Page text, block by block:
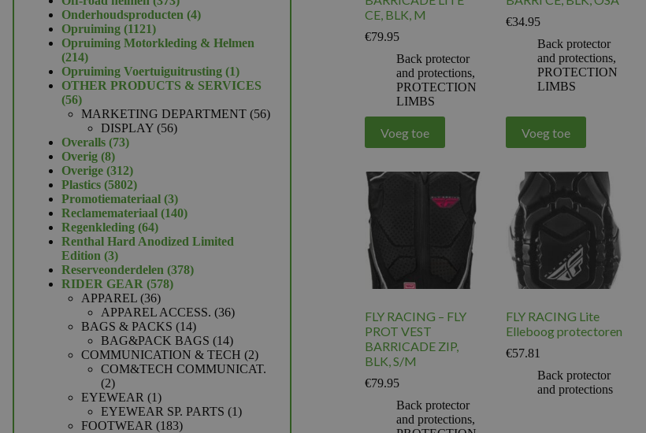
CE, BLK, M
€79.95
Back protector
and protections,
PROTECTION
LIMBS
Voeg toe
€34.95
Back protector
and protections,
PROTECTION
LIMBS
Voeg toe
FLY RACING – FLY
PROT VEST
BARRICADE ZIP,
BLK, S/M
€79.95
Back protector
and protections,
FLY RACING Lite
Elleboog protectoren
€57.81
Back protector
and protections
producten
Onderhoudsproducten 44
Opruiming 11211121
producten
Opruiming Motorkleding & Helmen
214214
producten
Opruiming Voertuiguitrusting 11
product
OTHER PRODUCTS & SERVICES
5656
producten
MARKETING DEPARTMENT 5656
DISPLAY 5656
Overalls 7373
Overig 88
producten
Overige 312312
producten
Plastics 58025802
producten
Promotiemateriaal 33
producten
Reclamemateriaal 140140
Regenkleding 6464
producten
Renthal Hard Anodized Limited
Edition 33
producten
Reserveonderdelen 378378
RIDER GEAR 578578
APPAREL 3636
producten
APPAREL ACCESS. 3636
BAGS & PACKS 1414
producten
BAG&PACK BAGS 1414
producten
COMMUNICATION & TECH 22
producten
COM&TECH COMMUNICAT.
22
producten
EYEWEAR 11
product
EYEWEAR SP. PARTS 11
FOOTWEAR 183183